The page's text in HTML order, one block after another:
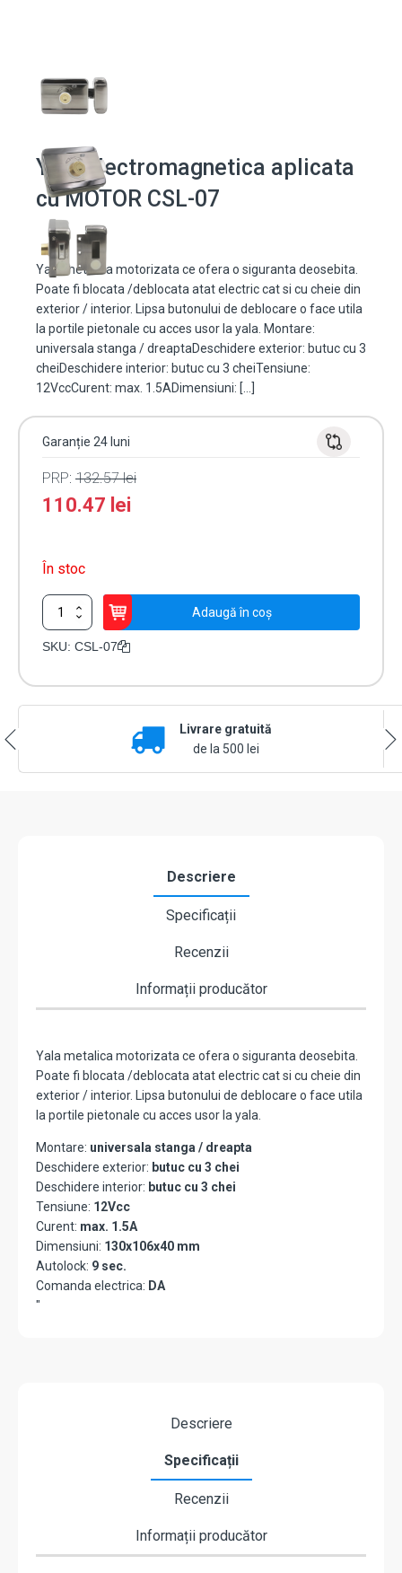
Yala electromagnetica aplicata
cu MOTOR CSL-07
Yala metalica motorizata ce ofera o siguranta deosebita.
Poate fi blocata /deblocata atat electric cat si cu cheie din
exterior / interior. Lipsa butonului de deblocare o face utila
la portile pietonale cu acces usor la yala. Montare:
universala stanga / dreaptaDeschidere exterior: butuc cu 3
cheiDeschidere interior: butuc cu 3 cheiTensiune:
12VccCurent: max. 1.5ADimensiuni: […]
Garanție 24 luni
PRP: 132.57lei
110.47 lei
În stoc
Cantitate
Yala
electromagnetica
Adaugă în coș
SKU: CSL-07
Livrare gratuită
de la 500 lei
Descriere
Specificații
Recenzii
Informații producător
Yala metalica motorizata ce ofera o siguranta deosebita.
Poate fi blocata /deblocata atat electric cat si cu cheie din
exterior / interior. Lipsa butonului de deblocare o face utila
la portile pietonale cu acces usor la yala.
Montare: universala stanga / dreapta
Deschidere exterior: butuc cu 3 chei
Deschidere interior: butuc cu 3 chei
Tensiune: 12Vcc
Curent: max. 1.5A
Dimensiuni: 130x106x40 mm
Autolock: 9 sec.
Comanda electrica: DA
"
Descriere
Specificații
Recenzii
Informații producător